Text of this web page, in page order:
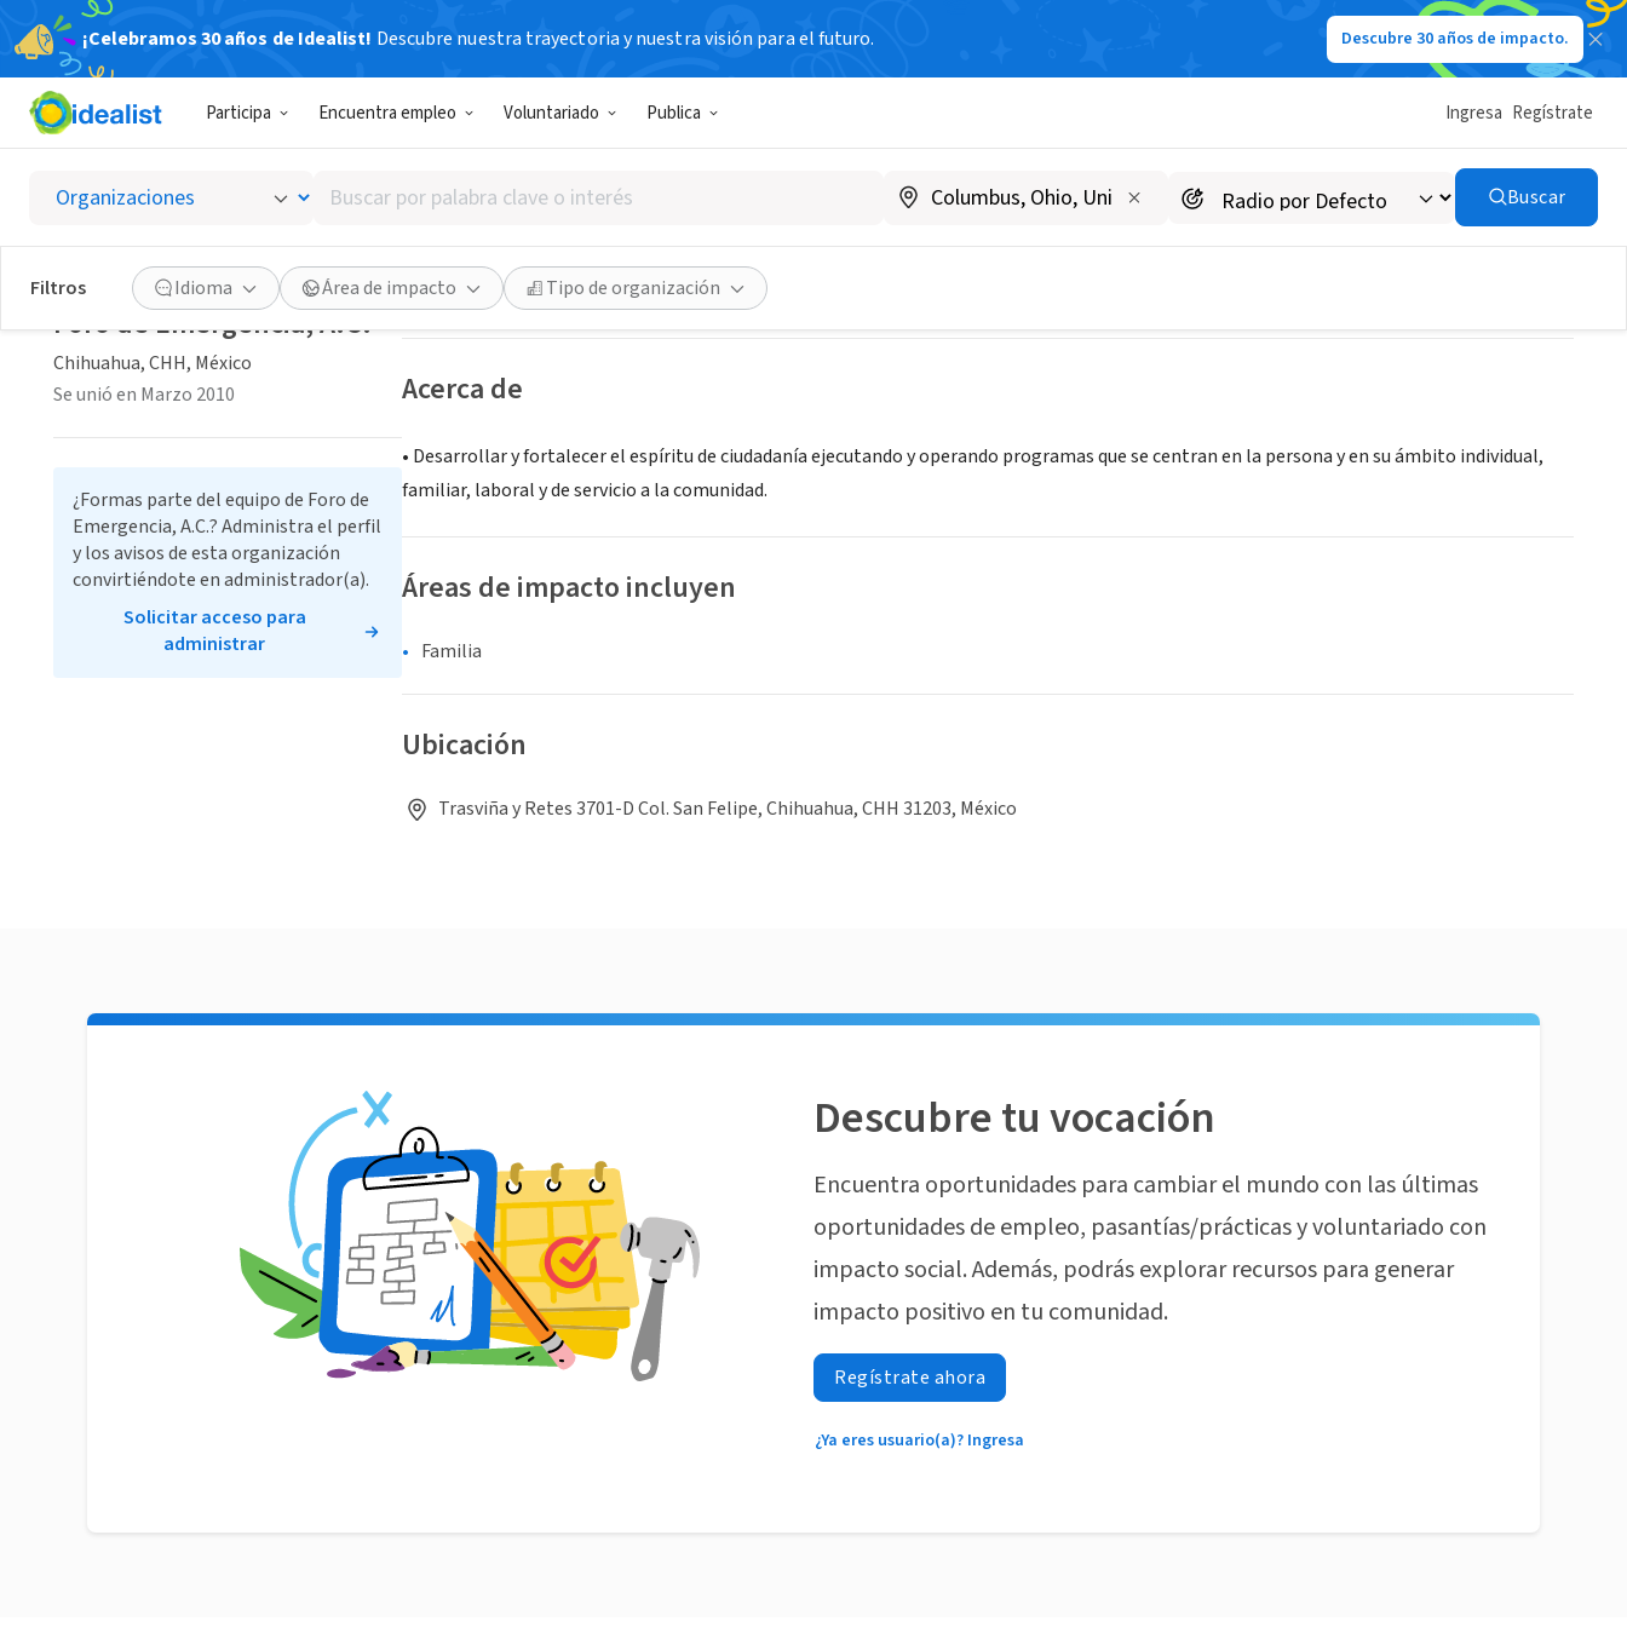
¡Celebramos 30 años de Idealist! Descubre nuestra trayectoria y nuestra visión para el futuro. Descubre 30 años de impacto.
Participa Encuentra empleo Voluntariado Publica Ingresa Regístrate
Buscar
por
palabra
clave
o
interés
Buscar
Filtros Idioma Área de impacto Tipo de organización
Foro de Emergencia, A.C.
Chihuahua, CHH, México|www.emergencia.org.mx
Guardar Compartir
Acerca de
• Desarrollar y fortalecer el espíritu de ciudadanía ejecutando y operando programas que se centran en la persona y en su ámbito individual,
familiar, laboral y de servicio a la comunidad.
Áreas de impacto incluyen
Familia
Ubicación
Trasviña y Retes 3701-D Col. San Felipe, Chihuahua, CHH 31203, México
Foro de Emergencia, A.C.
Chihuahua, CHH, México
Se unió en Marzo 2010
¿Formas parte del equipo de Foro de
Emergencia, A.C.? Administra el perfil
y los avisos de esta organización
convirtiéndote en administrador(a).
Solicitar acceso para
administrar
Descubre tu vocación
Encuentra oportunidades para cambiar el mundo con las últimas
oportunidades de empleo, pasantías/prácticas y voluntariado con
impacto social. Además, podrás explorar recursos para generar
impacto positivo en tu comunidad.
Regístrate ahora
¿Ya eres usuario(a)? Ingresa